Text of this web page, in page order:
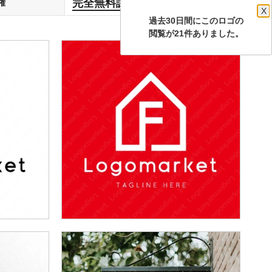
過去30日間にこのロゴの
X
閲覧が21件ありました。